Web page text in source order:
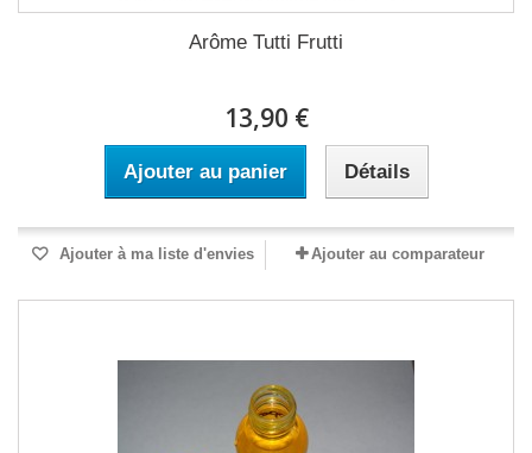
Arôme Tutti Frutti
13,90 €
Ajouter au panier Détails
Ajouter à ma liste d'envies Ajouter au comparateur